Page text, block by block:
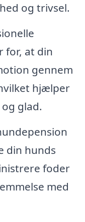
og trivsel.
for, at din
gennem
hjælper
glad.
din hunds
foder
med